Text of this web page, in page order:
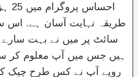
طریقہ نہایت آسان ہے. اس
سائٹ پر میں نے بہت سارے
روپے آپ نے کس طرح چیک